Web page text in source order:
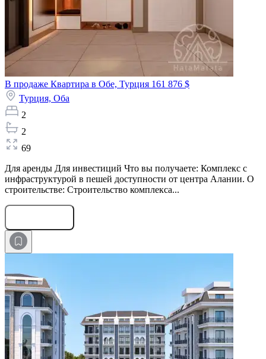
В продаже Квартира в Обе, Турция 161 876 $
Турция, Оба
2
2
69
Для аренды Для инвестиций Что вы получаете: Комплекс с
инфраструктурой в пешей доступности от центра Алании. О
строительстве: Строительство комплекса...